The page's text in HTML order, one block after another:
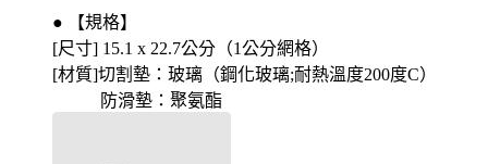
● 【規格】
[尺寸] 15.1 x 22.7公分（1公分網格）
[材質]切割墊：玻璃（鋼化玻璃;耐熱溫度200度C）
防滑墊：聚氨酯